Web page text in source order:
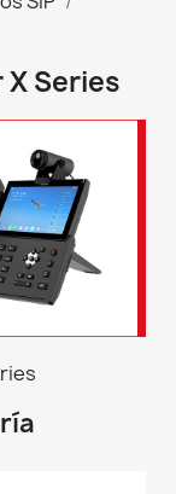
X Series